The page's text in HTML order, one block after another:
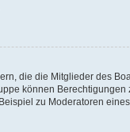
die die Mitglieder des
können
zu Moderatoren